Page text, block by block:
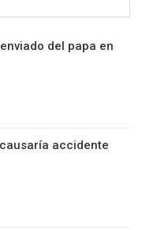
del papa en
accidente